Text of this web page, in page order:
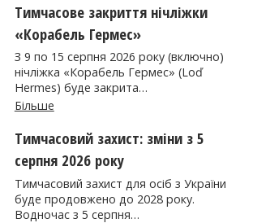
Тимчасове закриття нічліжки
«Корабель Гермес»
З 9 по 15 серпня 2026 року (включно)
нічліжка «Корабель Гермес» (Loď
Hermes) буде закрита…
Більше
Тимчасовий захист: зміни з 5
серпня 2026 року
Тимчасовий захист для осіб з України
буде продовжено до 2028 року.
Водночас з 5 серпня…